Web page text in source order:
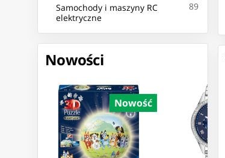
Samochody i maszyny RC
elektryczne
89
Nowości
Nowość